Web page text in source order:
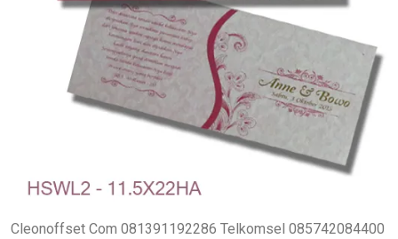
Cleonoffset Com 081391192286 Telkomsel 085742084400